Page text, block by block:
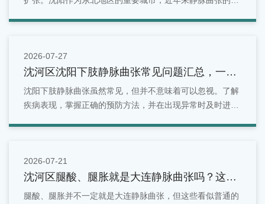
2026-07-27
沈河区沈阳下肢静脉曲张常见问题汇总，一文
看懂
沈阳下肢静脉曲张虽然常见，但并不意味着可以忽视。了解
疾病表现，掌握正确的预防方法，并在出现异常时及时进行
2026-07-21
沈河区腿酸、腿胀就是大连静脉曲张吗？这些
症状别忽视
腿酸、腿胀并不一定就是大连静脉曲张，但这些看似普通的